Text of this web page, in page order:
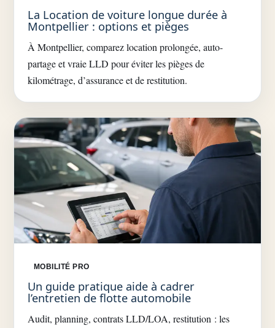
La Location de voiture longue durée à
Montpellier : options et pièges
À Montpellier, comparez location prolongée, auto-
partage et vraie LLD pour éviter les pièges de
kilométrage, d’assurance et de restitution.
MOBILITÉ PRO
Un guide pratique aide à cadrer
l’entretien de flotte automobile
Audit, planning, contrats LLD/LOA, restitution : les